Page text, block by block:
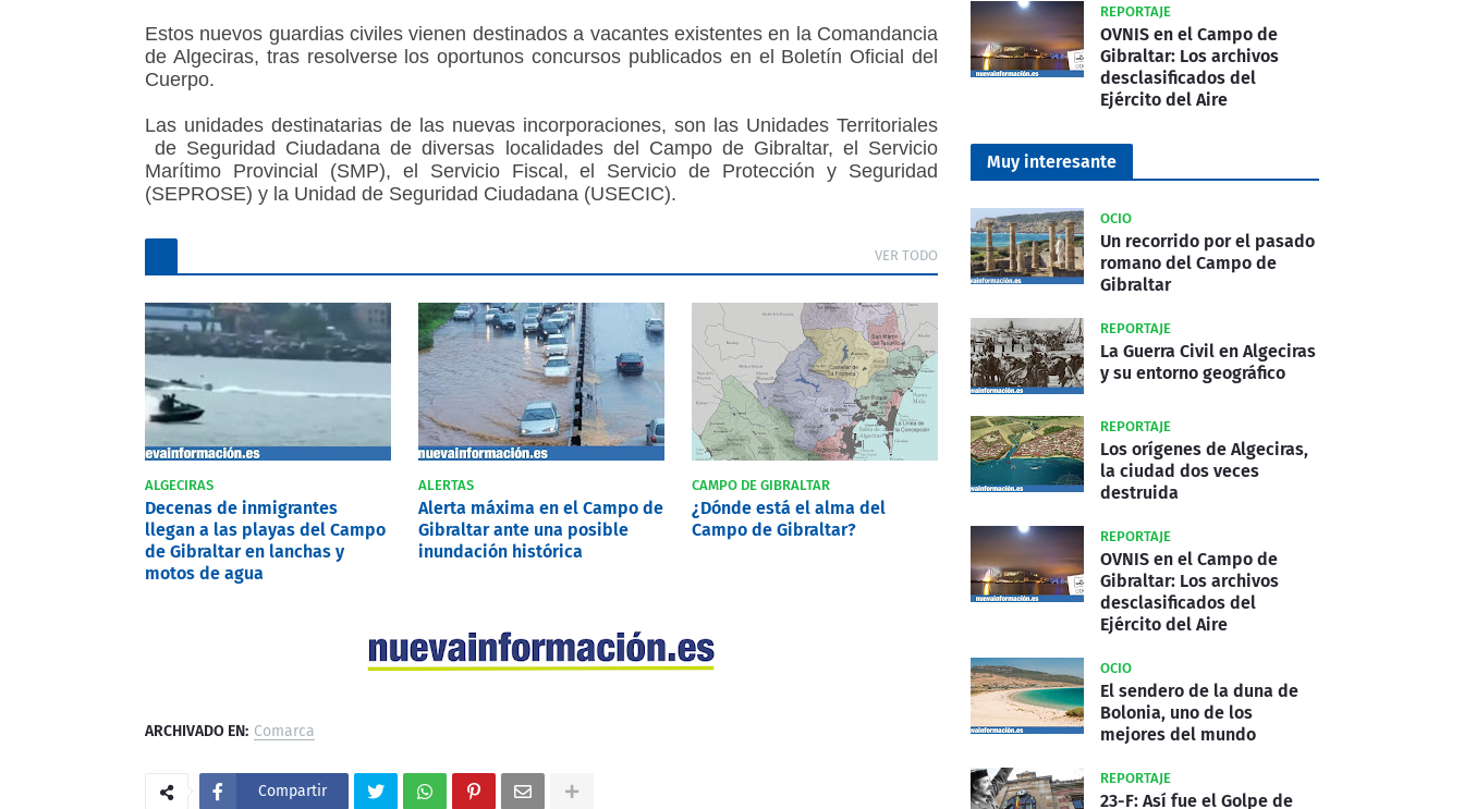
Estos nuevos guardias civiles vienen destinados a vacantes existentes en la Comandancia
de Algeciras, tras resolverse los oportunos concursos publicados en el Boletín Oficial del
Cuerpo.
Las unidades destinatarias de las nuevas incorporaciones, son las Unidades Territoriales
de Seguridad Ciudadana de diversas localidades del Campo de Gibraltar, el Servicio
Marítimo Provincial (SMP), el Servicio Fiscal, el Servicio de Protección y Seguridad
(SEPROSE) y la Unidad de Seguridad Ciudadana (USECIC).
VER TODO
ALGECIRAS
Decenas de inmigrantes
llegan a las playas del Campo
de Gibraltar en lanchas y
motos de agua
ALERTAS
Alerta máxima en el Campo de
Gibraltar ante una posible
inundación histórica
CAMPO DE GIBRALTAR
¿Dónde está el alma del
Campo de Gibraltar?
ARCHIVADO EN: Comarca
Compartir
REPORTAJE
OVNIS en el Campo de
Gibraltar: Los archivos
desclasificados del
Ejército del Aire
Muy interesante
OCIO
Un recorrido por el pasado
romano del Campo de
Gibraltar
REPORTAJE
La Guerra Civil en Algeciras
y su entorno geográfico
REPORTAJE
Los orígenes de Algeciras,
la ciudad dos veces
destruida
REPORTAJE
OVNIS en el Campo de
Gibraltar: Los archivos
desclasificados del
Ejército del Aire
OCIO
El sendero de la duna de
Bolonia, uno de los
mejores del mundo
REPORTAJE
23-F: Así fue el Golpe de